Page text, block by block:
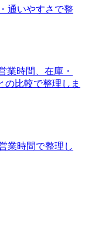
通いやすさで整
業時間、在庫・
の比較で整理しま
業時間で整理し